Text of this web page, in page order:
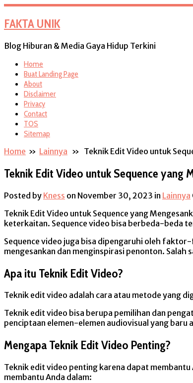
FAKTA UNIK
Blog Hiburan & Media Gaya Hidup Terkini
Home
Buat Landing Page
About
Disclaimer
Privacy
Contact
TOS
Sitemap
Home » Lainnya » Teknik Edit Video untuk
Teknik Edit Video untuk Sequence yang
Posted by Kness on November 30, 2023 in Lainnya
Teknik Edit Video untuk Sequence yang
keterkaitan. Sequence video bisa berbeda-beda
Sequence video juga bisa dipengaruhi oleh
mengesankan dan menginspirasi penonton.
Apa itu Teknik Edit Video?
Teknik edit video adalah cara atau metode yang
Teknik edit video bisa berupa pemilihan dan
penciptaan elemen-elemen audiovisual yang baru
Mengapa Teknik Edit Video Penting?
Teknik edit video penting karena dapat
membantu Anda dalam: